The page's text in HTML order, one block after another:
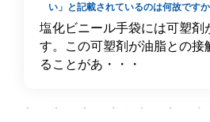
い」と記載されているのは何故です
塩化ビニール手袋には可塑剤
す。この可塑剤が油脂との接
ることがあ・・・